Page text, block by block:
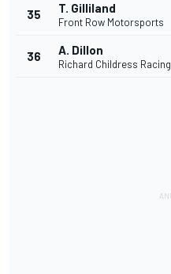
35 T. Gilliland
Front Row Motorsports
36 A. Dillon
Richard Childress Racing